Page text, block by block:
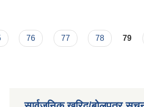
76 77 78 79